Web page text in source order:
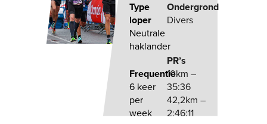
Type
loper
Neutrale
haklander
Frequentie
6 keer
per
week
Ondergrond
Divers
PR’s
10km –
35:36
42,2km –
2:46:11